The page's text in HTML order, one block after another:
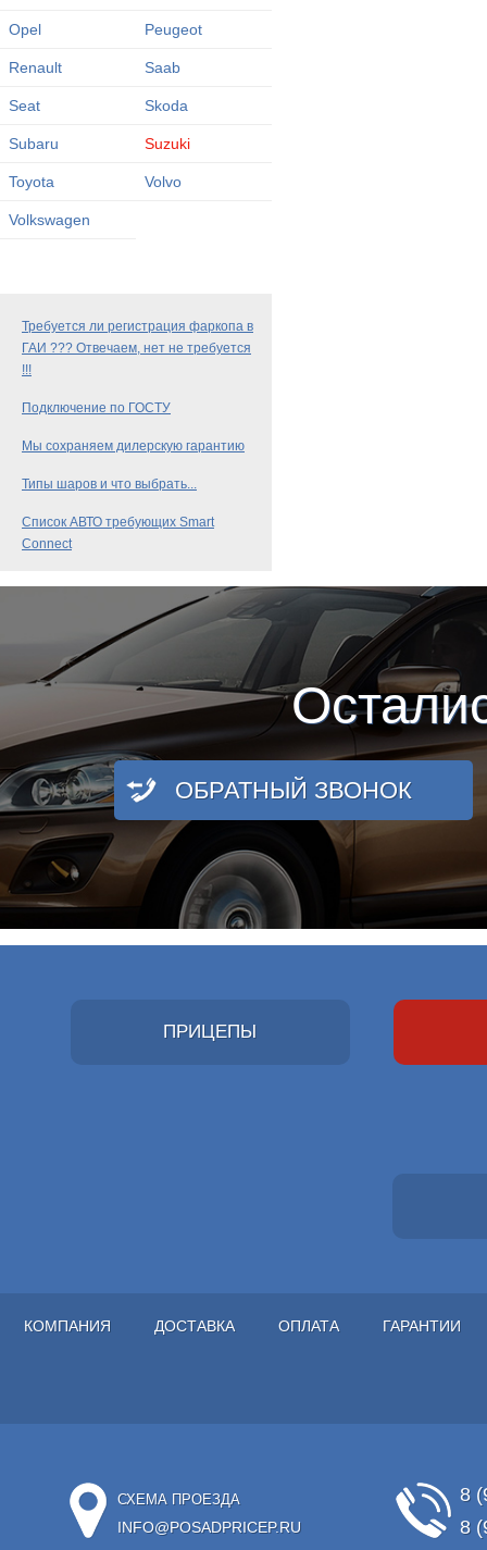
Opel Peugeot
Renault Saab
Seat Skoda
Subaru Suzuki
Toyota Volvo
Volkswagen
Требуется ли регистрация фаркопа в
ГАИ ??? Отвечаем, нет не требуется
!!!
Подключение по ГОСТУ
Мы сохраняем дилерскую гарантию
Типы шаров и что выбрать...
Список АВТО требующих Smart
Connect
ОБРАТНЫЙ ЗВОНОК
ПРИЦЕПЫ
КОМПАНИЯ ДОСТАВКА ОПЛАТА ГАРАНТИИ
СХЕМА ПРОЕЗДА
INFO@POSADPRICEP.RU
8
8